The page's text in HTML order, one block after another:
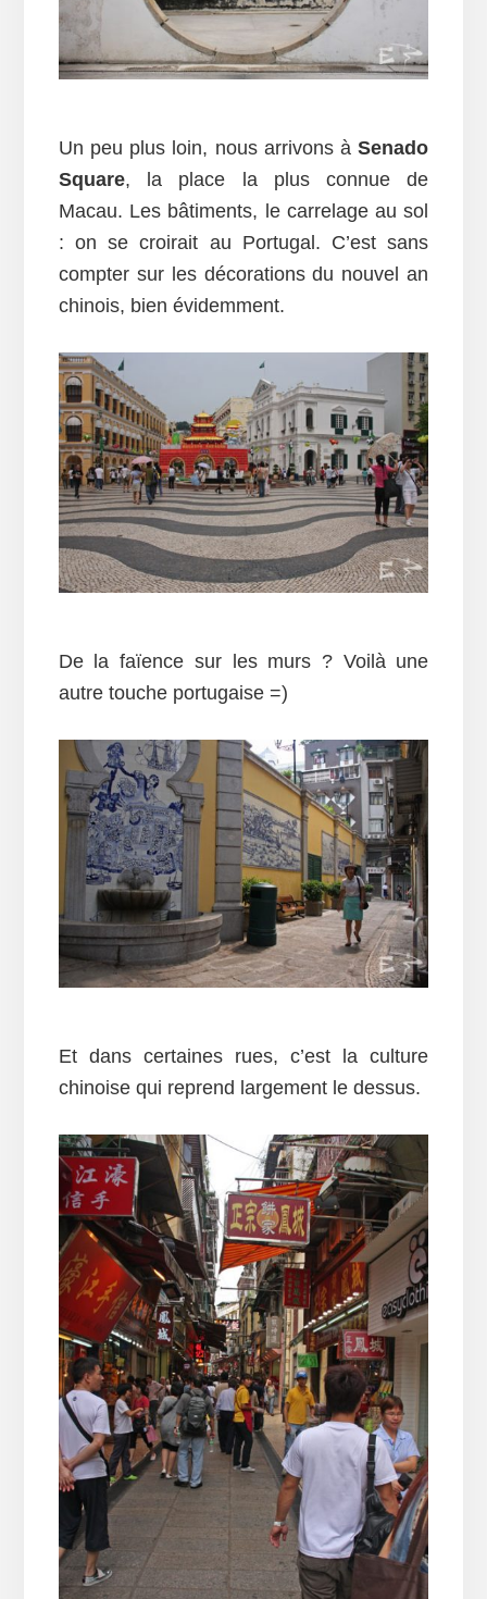
Un peu plus loin, nous arrivons àSenado
Square, la place la plus connue de
Macau. Les bâtiments, le carrelage au sol
: on se croirait au Portugal. C’est sans
compter sur les décorations du nouvel an
chinois, bien évidemment.
De la faïence sur les murs ? Voilà une
autre touche portugaise =)
Et dans certaines rues, c’est la culture
chinoise qui reprend largement le dessus.